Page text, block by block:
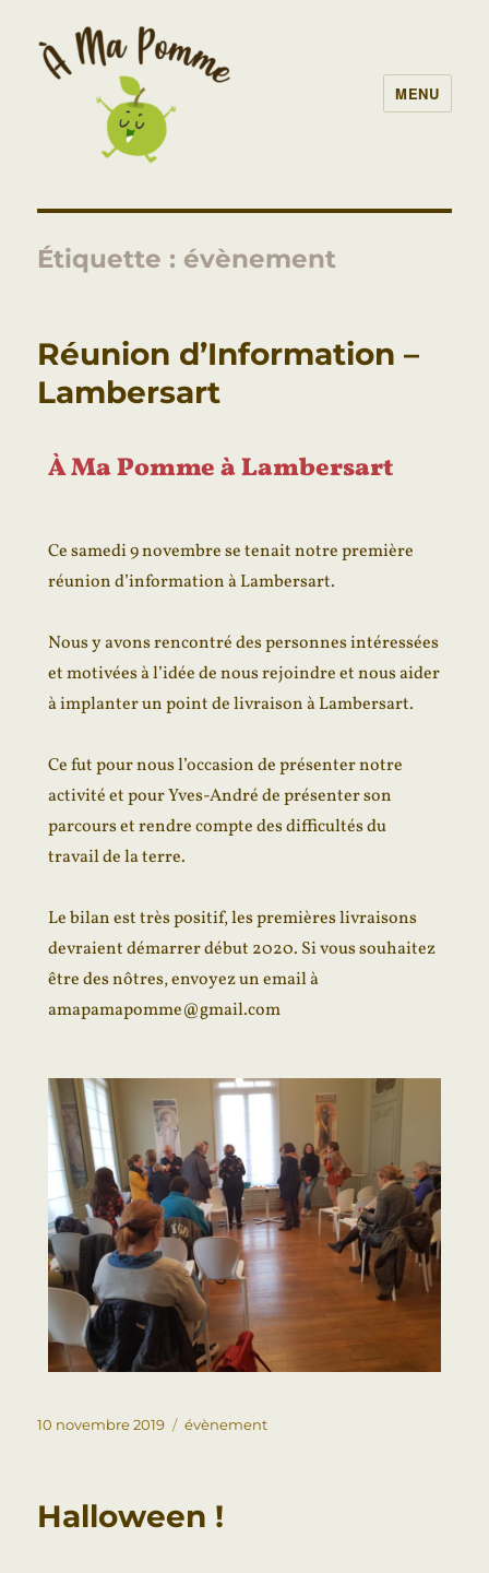
MENU
Étiquette : évènement
Réunion d’Information –
Lambersart
À Ma Pomme à Lambersart
Ce samedi 9 novembre se tenait notre première
réunion d’information à Lambersart.
Nous y avons rencontré des personnes intéressées
et motivées à l’idée de nous rejoindre et nous aider
à implanter un point de livraison à Lambersart.
Ce fut pour nous l’occasion de présenter notre
activité et pour Yves-André de présenter son
parcours et rendre compte des difficultés du
travail de la terre.
Le bilan est très positif, les premières livraisons
devraient démarrer début 2020. Si vous souhaitez
être des nôtres, envoyez un email à
amapamapomme@gmail.com
10 novembre 2019 évènement
Halloween !